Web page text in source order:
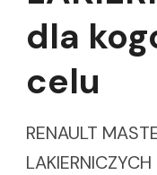
dla
celu
RENAULT